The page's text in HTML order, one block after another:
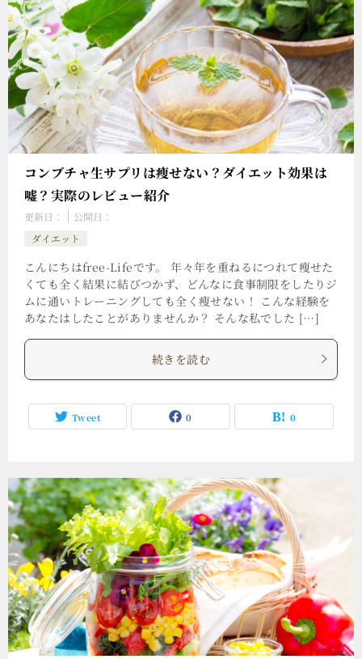
コンブチャ生サプリは瘦せない？ダイエット効果は
嘘？実際のレビュー紹介
更新日：
公開日：
ダイエット
こんにちはfree-Lifeです。 年々年を重ねるにつれて瘦せた
くても全く結果に結びつかず、どんなに食事制限をしたりジ
ムに通いトレーニングしても全く瘦せない！ こんな経験を
あなたはしたことがありませんか？ そんな私でした […]
続きを読む
Tweet 0 0